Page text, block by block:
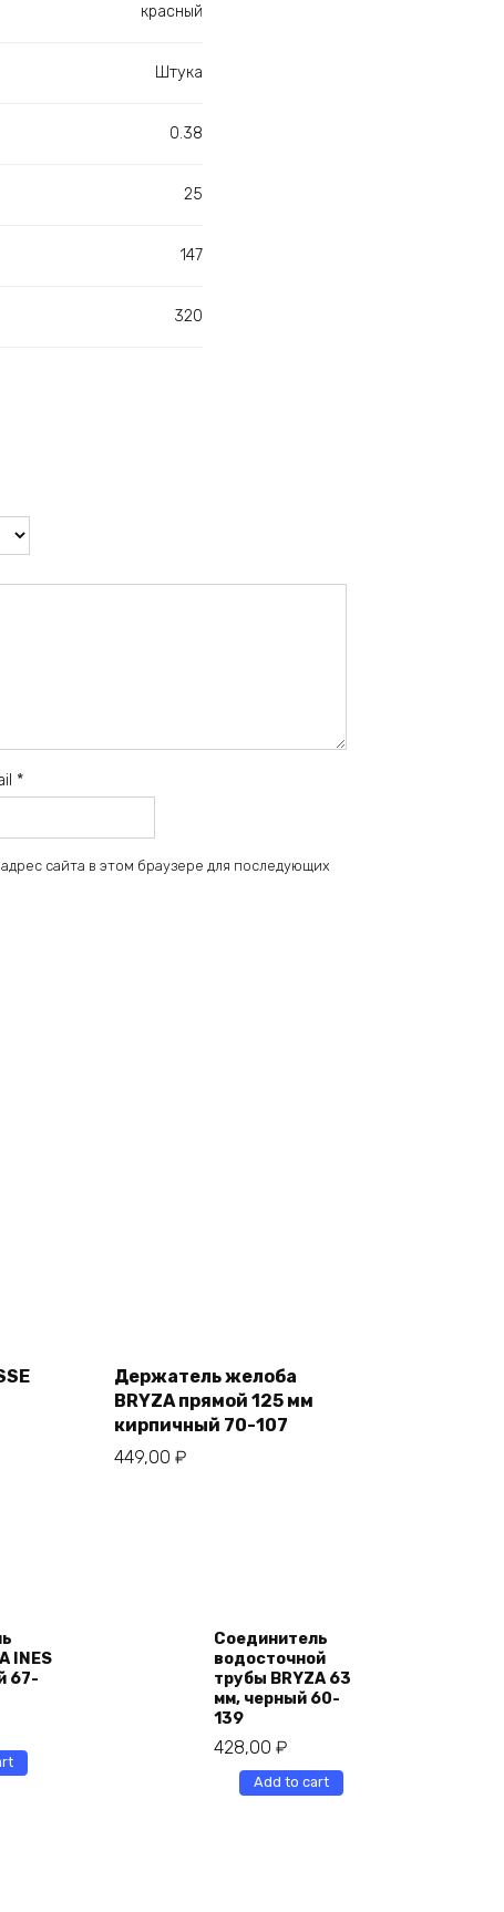
красный
Штука
0.38
25
147
320
*
сайта в этом браузере для последующих
cart
Держатель желоба
BRYZA прямой 125 мм
кирпичный 70-107
449,00 ₽
INES
67-
Соединитель
водосточной
трубы BRYZA 63
мм, черный 60-
139
428,00 ₽
Add to cart